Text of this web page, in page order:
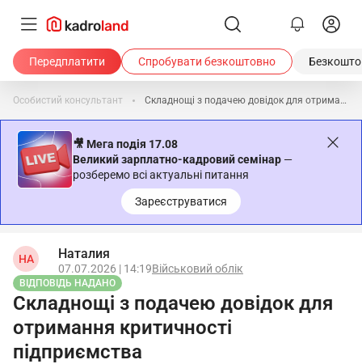
Передплатити Спробувати безкоштовно
Особистий консультант Складнощі з подачею довідок для отримання критичності підприємства
🎥 Мега подія 17.08
Великий зарплатно-кадровий семінар —
розберемо всі актуальні питання
Зареєструватися
НА Наталия
07.07.2026 | 14:19Військовий облік
ВІДПОВІДЬ НАДАНО
Складнощі з подачею довідок для
отримання критичності
підприємства